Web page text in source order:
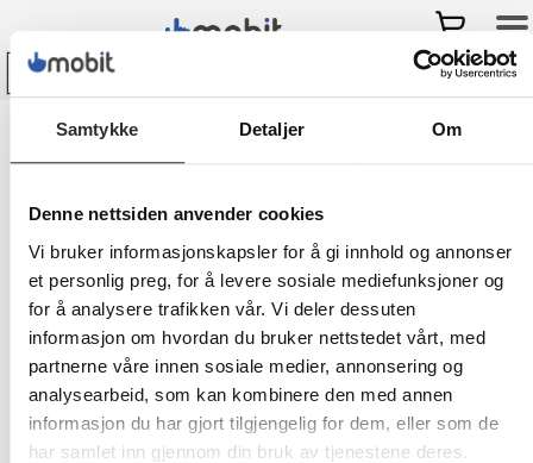
Samtykke Detaljer Om
Denne nettsiden anvender cookies
Vi bruker informasjonskapsler for å gi innhold og annonser
et personlig preg, for å levere sosiale mediefunksjoner og
for å analysere trafikken vår. Vi deler dessuten
informasjon om hvordan du bruker nettstedet vårt, med
partnerne våre innen sosiale medier, annonsering og
analysearbeid, som kan kombinere den med annen
informasjon du har gjort tilgjengelig for dem, eller som de
har samlet inn gjennom din bruk av tjenestene deres.
Bli kunde hos Mobit
- 10% på ditt første kjøp i nettbutikken!
Kjøkkenmaskiner>Melkeskummere
Melkeskummere
Ser du etter melkeskummere til din
bedrift? Se vårt store utvalg! ✓Vi er
spesialister på mobil og IT
i hele Norge ✓Leasing